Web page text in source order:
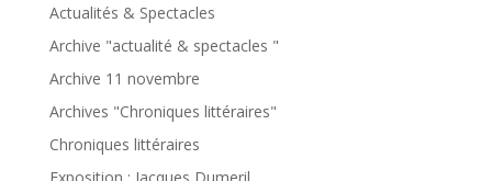
Actualités & Spectacles
Archive "actualité & spectacles "
Archive 11 novembre
Archives "Chroniques littéraires"
Chroniques littéraires
Exposition : Jacques Dumeril